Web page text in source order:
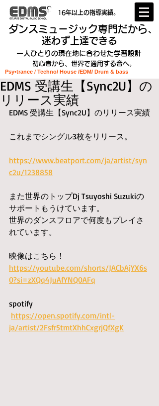
16年以上の指導実績。
ダンスミュージック専門だから、
迷わず上達できる
一人ひとりの現在地に合わせた学習設計
初心者から、世界で通用する音へ。
Psy•trance / Techno/ House /EDM/ Drum & bass
EDMS 受講生【Sync2U】の
リリース実績
EDMS 受講生【Sync2U】のリリース実績
これまでシングル3枚をリリース。
https://www.beatport.com/ja/artist/syn
c2u/1238858
また世界のトップDj Tsuyoshi Suzukiの
サポートもうけています。
世界のダンスフロアで何度もプレイさ
れています。
映像はこちら！
https://youtube.com/shorts/JACbAjYX6s
0?si=zXQq4JuAfYNQ0AFq
spotify
https://open.spotify.com/intl-
ja/artist/2Fsfr5tmtXhhCxgrjQfXgK